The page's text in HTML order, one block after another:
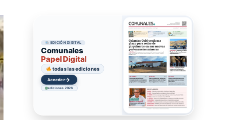
EDICIÓN DIGITAL
Comunales
Papel Digital
todas las ediciones
Acceder→
ediciones 2026